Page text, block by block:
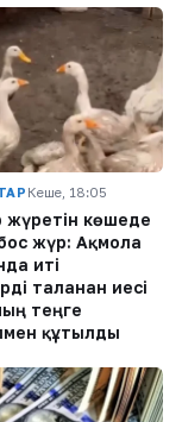
Кеше, 18:05
жүретін көшеде
жүр: Ақмола
иті
таланған иесі
теңге
құтылды